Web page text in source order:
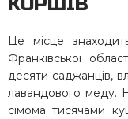
Це місце
Франківської
десяти саджанців,
лавандового меду.
сімома тисячами